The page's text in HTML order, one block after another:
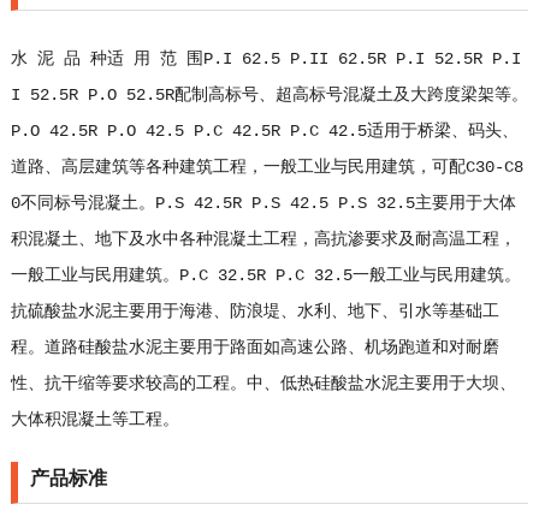
水 泥 品 种适 用 范 围P.I 62.5 P.II 62.5R P.I 52.5R P.I
I 52.5R P.O 52.5R配制高标号、超高标号混凝土及大跨度梁架等。
P.O 42.5R P.O 42.5 P.C 42.5R P.C 42.5适用于桥梁、码头、
道路、高层建筑等各种建筑工程，一般工业与民用建筑，可配C30-C8
0不同标号混凝土。P.S 42.5R P.S 42.5 P.S 32.5主要用于大体
积混凝土、地下及水中各种混凝土工程，高抗渗要求及耐高温工程，
一般工业与民用建筑。P.C 32.5R P.C 32.5一般工业与民用建筑。
抗硫酸盐水泥主要用于海港、防浪堤、水利、地下、引水等基础工
程。道路硅酸盐水泥主要用于路面如高速公路、机场跑道和对耐磨
性、抗干缩等要求较高的工程。中、低热硅酸盐水泥主要用于大坝、
大体积混凝土等工程。
产品标准